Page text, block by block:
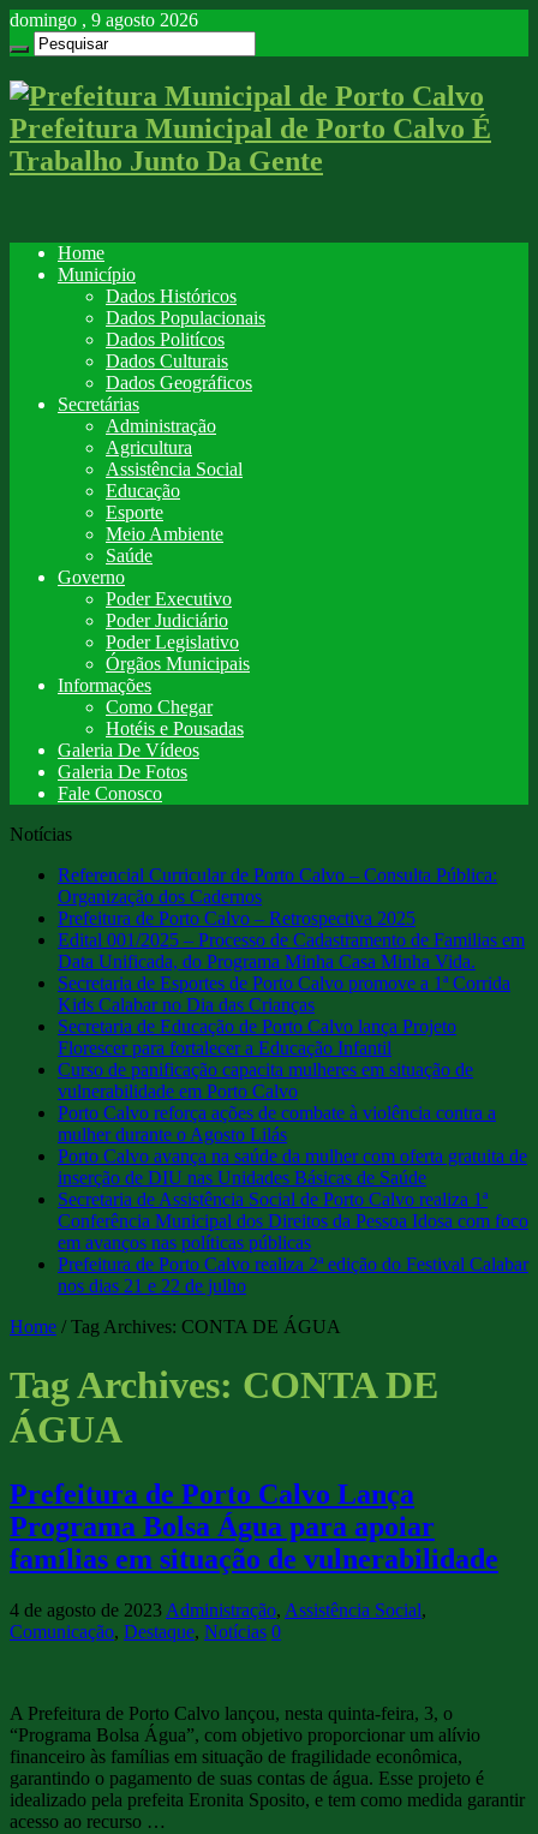
domingo , 9 agosto 2026
Prefeitura Municipal de Porto Calvo É
Trabalho Junto Da Gente
Home
Município
Dados Históricos
Dados Populacionais
Dados Politícos
Dados Culturais
Dados Geográficos
Secretárias
Administração
Agricultura
Assistência Social
Educação
Esporte
Meio Ambiente
Saúde
Governo
Poder Executivo
Poder Judiciário
Poder Legislativo
Órgãos Municipais
Informações
Como Chegar
Hotéis e Pousadas
Galeria De Vídeos
Galeria De Fotos
Fale Conosco
Notícias
Referencial Curricular de Porto Calvo – Consulta Pública:
Organização dos Cadernos
Prefeitura de Porto Calvo – Retrospectiva 2025
Edital 001/2025 – Processo de Cadastramento de Familias em
Data Unificada, do Programa Minha Casa Minha Vida.
Secretaria de Esportes de Porto Calvo promove a 1ª Corrida
Kids Calabar no Dia das Crianças
Secretaria de Educação de Porto Calvo lança Projeto
Florescer para fortalecer a Educação Infantil
Curso de panificação capacita mulheres em situação de
vulnerabilidade em Porto Calvo
Porto Calvo reforça ações de combate à violência contra a
mulher durante o Agosto Lilás
Porto Calvo avança na saúde da mulher com oferta gratuita de
inserção de DIU nas Unidades Básicas de Saúde
Secretaria de Assistência Social de Porto Calvo realiza 1ª
Conferência Municipal dos Direitos da Pessoa Idosa com foco
em avanços nas políticas públicas
Prefeitura de Porto Calvo realiza 2ª edição do Festival Calabar
nos dias 21 e 22 de julho
Home / Tag Archives: CONTA DE ÁGUA
Tag Archives: CONTA DE
ÁGUA
Prefeitura de Porto Calvo Lança
Programa Bolsa Água para apoiar
famílias em situação de vulnerabilidade
4 de agosto de 2023 Administração, Assistência Social,
Comunicação, Destaque, Notícias 0
A Prefeitura de Porto Calvo lançou, nesta quinta-feira, 3, o
“Programa Bolsa Água”, com objetivo proporcionar um alívio
financeiro às famílias em situação de fragilidade econômica,
garantindo o pagamento de suas contas de água. Esse projeto é
idealizado pela prefeita Eronita Sposito, e tem como medida garantir
acesso ao recurso …